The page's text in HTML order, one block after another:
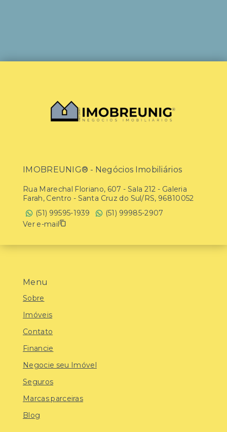
Menu
Sobre
Imóveis
Contato
Financie
Negocie seu Imóvel
Seguros
Marcas parceiras
Blog
IMOBREUNIG® - Negócios Imobiliários
Rua Marechal Floriano, 607 - Sala 212 - Galeria
Farah, Centro - Santa Cruz do Sul/RS, 96810052
(51) 99595-1939
(51) 99985-2907
Ver e-mail